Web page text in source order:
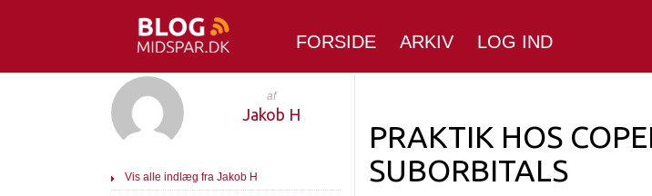
FORSIDE ARKIV LOG IND
af
Jakob H
Vis alle indlæg fra Jakob H
PRAKTIK HOS
SUBORBITALS